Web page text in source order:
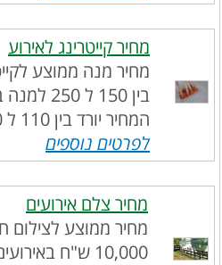
מחיר קייטרינג לאירוע
מחיר מנה ממוצע
בין 150 ל
המחיר יורד בין 110 ל 180.........
לפרטים נוספים
מחיר צלם אירועים
10,000 ש"ח